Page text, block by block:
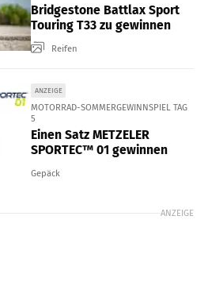
Bridgestone Battlax Sport
Touring T33 zu gewinnen
Reifen
ANZEIGE
MOTORRAD-SOMMERGEWINNSPIEL TAG
5
Einen Satz METZELER
SPORTEC™ 01 gewinnen
Gepäck
ANZEIGE